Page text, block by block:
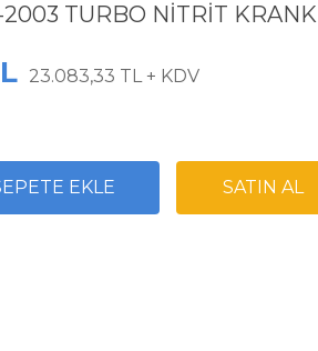
2003 TURBO NİTRİT KRANK
23.083,33 TL + KDV